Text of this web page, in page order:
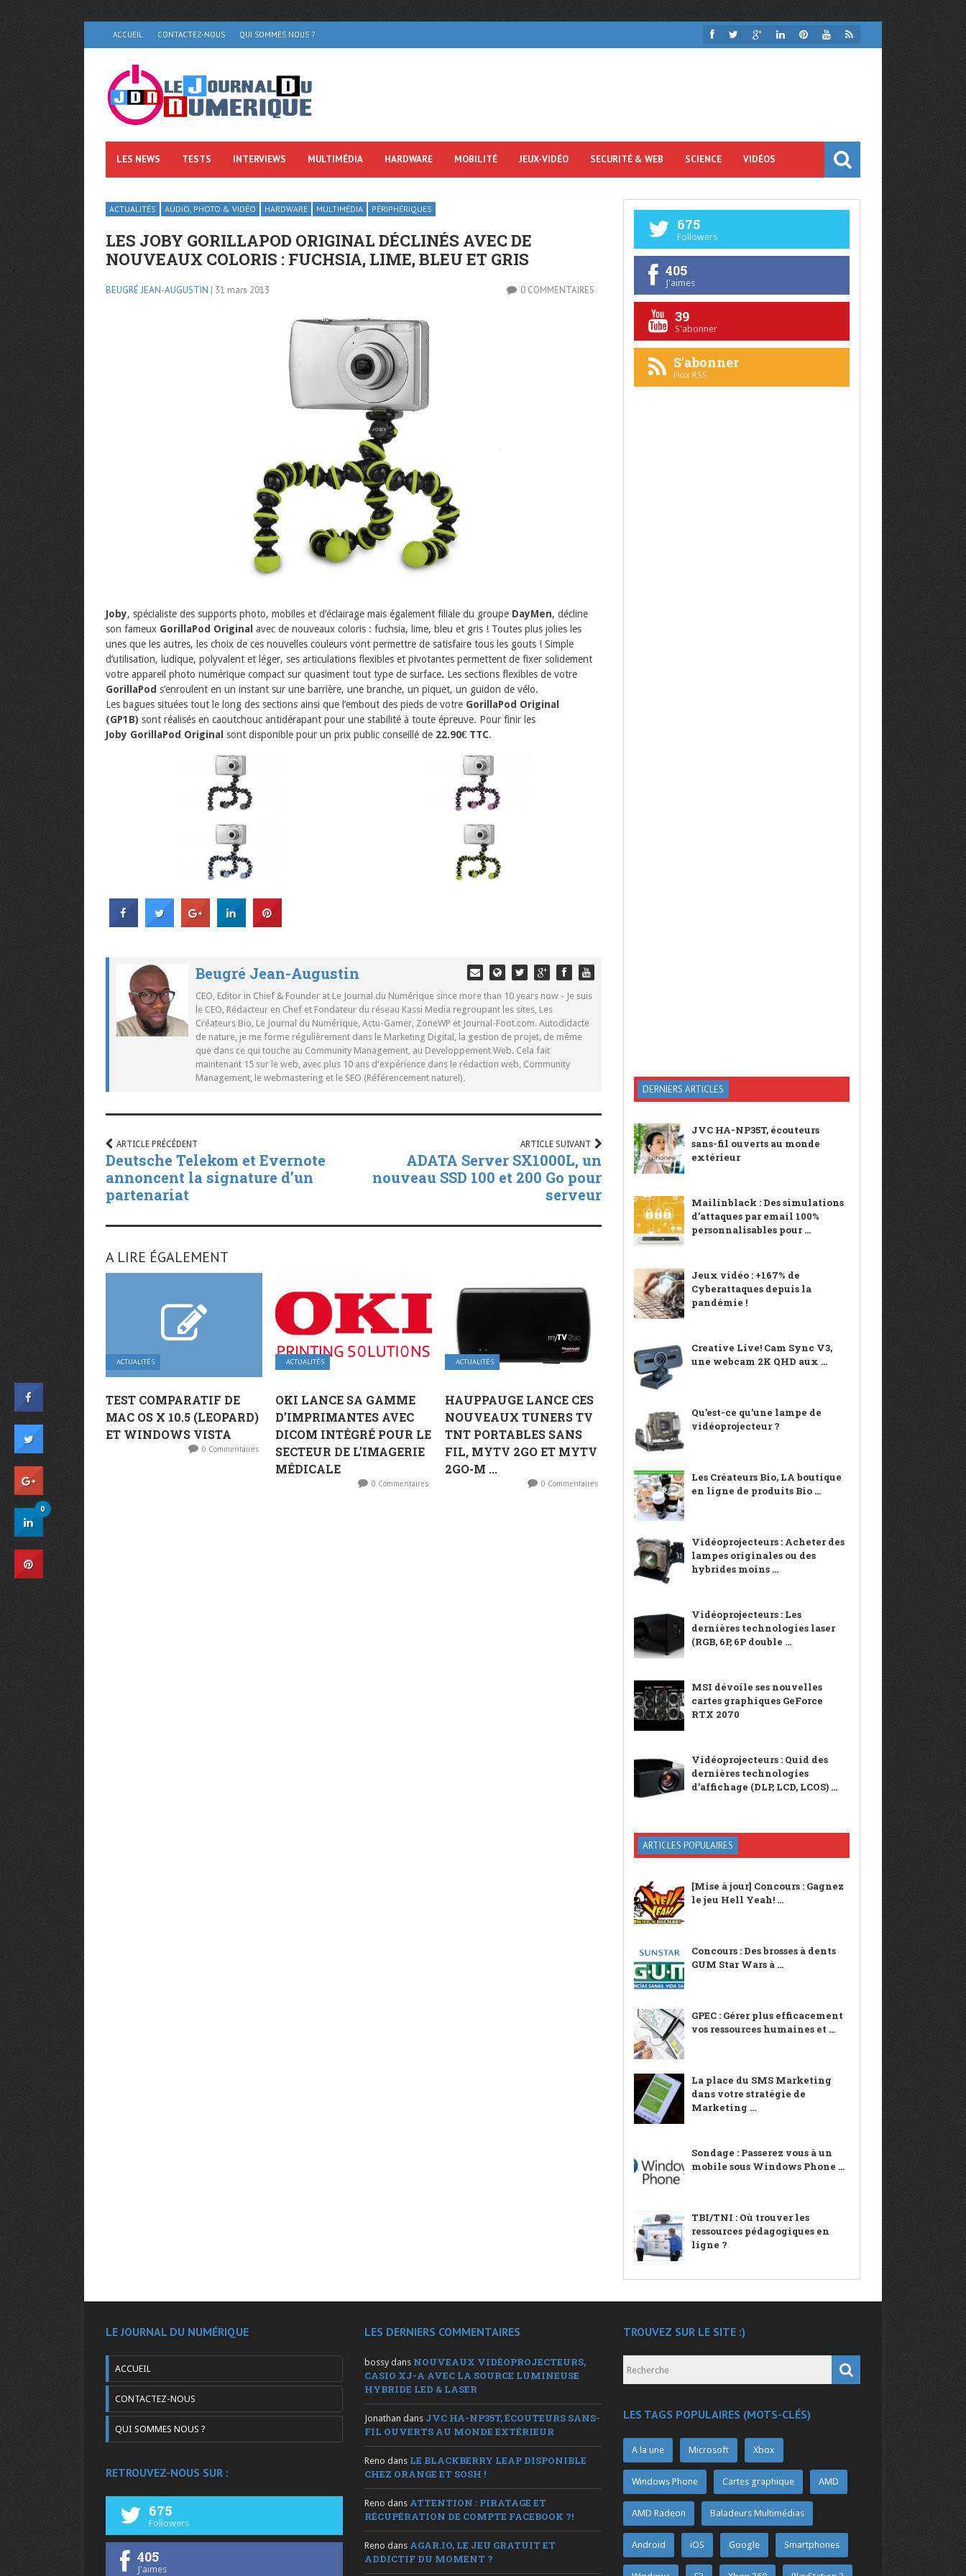
ACCUEIL CONTACTEZ-NOUS QUI SOMMES NOUS ?
LES NEWS TESTS INTERVIEWS MULTIMÉDIA HARDWARE MOBILITÉ JEUX-VIDÉO SECURITÉ & WEB SCIENCE VIDÉOS
ACTUALITÉS AUDIO, PHOTO & VIDÉO HARDWARE MULTIMÉDIA PÉRIPHÉRIQUES
LES JOBY GORILLAPOD ORIGINAL DÉCLINÉS AVEC DE
NOUVEAUX COLORIS : FUCHSIA, LIME, BLEU ET GRIS
BEUGRÉ JEAN-AUGUSTIN | 31 mars 2013 0 COMMENTAIRES
Joby, spécialiste des supports photo, mobiles et d’éclairage mais également filiale du groupe DayMen, décline
son fameux GorillaPod Original avec de nouveaux coloris : fuchsia, lime, bleu et gris ! Toutes plus jolies les
unes que les autres, les choix de ces nouvelles couleurs vont permettre de satisfaire tous les gouts ! Simple
d’utilisation, ludique, polyvalent et léger, ses articulations flexibles et pivotantes permettent de fixer solidement
votre appareil photo numérique compact sur quasiment tout type de surface. Les sections flexibles de votre
GorillaPod s’enroulent en un instant sur une barrière, une branche, un piquet, un guidon de vélo.
Les bagues situées tout le long des sections ainsi que l’embout des pieds de votre GorillaPod Original
(GP1B) sont réalisés en caoutchouc antidérapant pour une stabilité à toute épreuve. Pour finir les
Joby GorillaPod Original sont disponible pour un prix public conseillé de 22.90€ TTC.
Beugré Jean-Augustin
CEO, Editor in Chief & Founder at Le Journal du Numérique since more than 10 years now - Je suis
le CEO, Rédacteur en Chef et Fondateur du réseau Kassi Media regroupant les sites, Les
Créateurs Bio, Le Journal du Numérique, Actu-Gamer, ZoneWP et Journal-Foot.com. Autodidacte
de nature, je me forme régulièrement dans le Marketing Digital, la gestion de projet, de même
que dans ce qui touche au Community Management, au Developpement Web. Cela fait
maintenant 15 sur le web, avec plus 10 ans d'expérience dans le rédaction web, Community
Management, le webmastering et le SEO (Référencement naturel).
ARTICLE PRÉCÉDENT
Deutsche Telekom et Evernote
annoncent la signature d’un
partenariat
ARTICLE SUIVANT
ADATA Server SX1000L, un
nouveau SSD 100 et 200 Go pour
serveur
A LIRE ÉGALEMENT
ACTUALITÉS
TEST COMPARATIF DE
MAC OS X 10.5 (LEOPARD)
ET WINDOWS VISTA
0 Commentaires
ACTUALITÉS
OKI LANCE SA GAMME
D’IMPRIMANTES AVEC
DICOM INTÉGRÉ POUR LE
SECTEUR DE L’IMAGERIE
MÉDICALE
0 Commentaires
ACTUALITÉS
HAUPPAUGE LANCE CES
NOUVEAUX TUNERS TV
TNT PORTABLES SANS
FIL, MYTV 2GO ET MYTV
2GO-M ...
0 Commentaires
675
Followers
405
J'aimes
39
S'abonner
S'abonner
Flux RSS
DERNIERS ARTICLES
JVC HA-NP35T, écouteurs
sans-fil ouverts au monde
extérieur
Mailinblack : Des simulations
d’attaques par email 100%
personnalisables pour ...
Jeux vidéo : +167% de
Cyberattaques depuis la
pandémie !
Creative Live! Cam Sync V3,
une webcam 2K QHD aux ...
Qu’est-ce qu’une lampe de
vidéoprojecteur ?
Les Créateurs Bio, LA boutique
en ligne de produits Bio ...
Vidéoprojecteurs : Acheter des
lampes originales ou des
hybrides moins ...
Vidéoprojecteurs : Les
dernières technologies laser
(RGB, 6P, 6P double ...
MSI dévoile ses nouvelles
cartes graphiques GeForce
RTX 2070
Vidéoprojecteurs : Quid des
dernières technologies
d’affichage (DLP, LCD, LCOS) ...
ARTICLES POPULAIRES
[Mise à jour] Concours : Gagnez
le jeu Hell Yeah! ...
Concours : Des brosses à dents
GUM Star Wars à ...
GPEC : Gérer plus efficacement
vos ressources humaines et ...
La place du SMS Marketing
dans votre stratégie de
Marketing ...
Sondage : Passerez vous à un
mobile sous Windows Phone ...
TBI/TNI : Où trouver les
ressources pédagogiques en
ligne ?
LE JOURNAL DU NUMÉRIQUE
ACCUEIL
CONTACTEZ-NOUS
QUI SOMMES NOUS ?
RETROUVEZ-NOUS SUR :
675
Followers
405
J'aimes
LES DERNIERS COMMENTAIRES
bossy dans NOUVEAUX VIDÉOPROJECTEURS,
CASIO XJ-A AVEC LA SOURCE LUMINEUSE
HYBRIDE LED & LASER
Jonathan dans JVC HA-NP35T, ÉCOUTEURS SANS-
FIL OUVERTS AU MONDE EXTÉRIEUR
Reno dans LE BLACKBERRY LEAP DISPONIBLE
CHEZ ORANGE ET SOSH !
Reno dans ATTENTION : PIRATAGE ET
RÉCUPÉRATION DE COMPTE FACEBOOK ?!
Reno dans AGAR.IO, LE JEU GRATUIT ET
ADDICTIF DU MOMENT ?
TROUVEZ SUR LE SITE :)
LES TAGS POPULAIRES (MOTS-CLÉS)
A la une Microsoft Xbox
Windows Phone Cartes graphique AMD
AMD Radeon Baladeurs Multimédias
Android iOS Google Smartphones
0